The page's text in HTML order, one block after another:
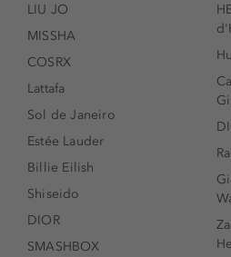
LIU JO
MISSHA
COSRX
Lattafa
Sol de Janeiro
Estée Lauder
Billie Eilish
Shiseido
DIOR
SMASHBOX